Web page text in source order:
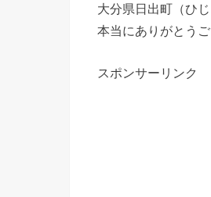
大分県日出町（ひ
本当にありがとうご
スポンサーリンク